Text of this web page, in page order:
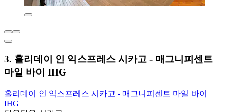
3. 홀리데이 인 익스프레스 시카고 - 매그니피센트
마일 바이 IHG
홀리데이 인 익스프레스 시카고 - 매그니피센트 마일 바이
IHG